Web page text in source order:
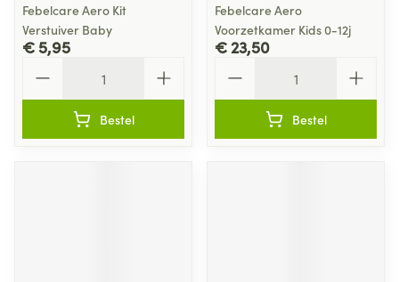
Febelcare Aero Kit
Verstuiver Baby
€ 5,95
Bestel
Febelcare Aero
Voorzetkamer Kids 0-12j
€ 23,50
Bestel